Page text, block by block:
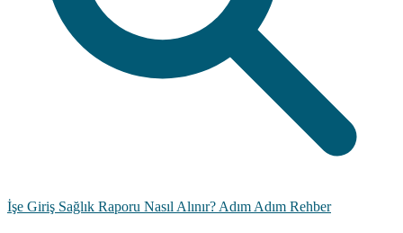
İşe Giriş Sağlık Raporu Nasıl Alınır? Adım Adım Rehber